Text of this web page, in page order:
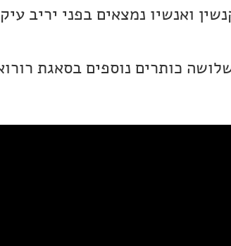
ואנשיו נמצאים בפני יריב
כותרים נוספים בסאגת